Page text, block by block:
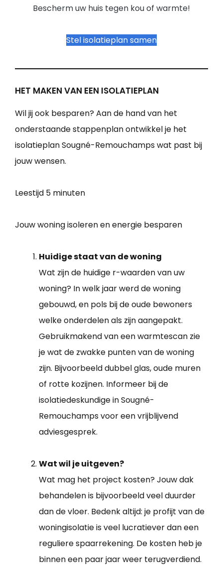
Bescherm uw huis tegen kou of warmte!
Stel isolatieplan samen
HET MAKEN VAN EEN ISOLATIEPLAN
Wil jij ook besparen? Aan de hand van het
onderstaande stappenplan ontwikkel je het
isolatieplan Sougné-Remouchamps wat past bij
jouw wensen.
Leestijd 5 minuten
Jouw woning isoleren en energie besparen
Huidige staat van de woning
Wat zijn de huidige r-waarden van uw
woning? In welk jaar werd de woning
gebouwd, en pols bij de oude bewoners
welke onderdelen als zijn aangepakt.
Gebruikmakend van een warmtescan zie
je wat de zwakke punten van de woning
zijn. Bijvoorbeeld dubbel glas, oude muren
of rotte kozijnen. Informeer bij de
isolatiedeskundige in Sougné-
Remouchamps voor een vrijblijvend
adviesgesprek.
Wat wil je uitgeven?
Wat mag het project kosten? Jouw dak
behandelen is bijvoorbeeld veel duurder
dan de vloer. Bedenk altijd: je profijt van de
woningisolatie is veel lucratiever dan een
reguliere spaarrekening. De kosten heb je
binnen een paar jaar weer terugverdiend.